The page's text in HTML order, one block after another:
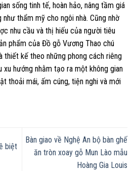
sống tinh tế, hoàn hảo, nâng tầm giá
thẩm mỹ cho ngôi nhà. Cũng nhờ
nhu cầu và thị hiếu của người tiêu
phẩm của Đồ gỗ Vương Thao chú
thiết kế theo những phong cách riêng
xu hướng nhằm tạo ra một không gian
thoải mái, ấm cúng, tiện nghi và mới
biệt
Bàn giao về Nghệ An bộ bàn ghế
ăn tròn xoay gỗ Mun Lào mẫu
Hoàng Gia Louis